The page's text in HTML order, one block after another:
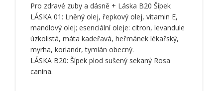
Pro zdravé zuby a dásně + Láska B20 Šípek
LÁSKA 01: Lněný olej, řepkový olej, vitamin E,
mandlový olej; esenciální oleje: citron, levandule
úzkolistá, máta kadeřavá, heřmánek lékařský,
myrha, koriandr, tymián obecný.
LÁSKA B20: Šípek plod sušený sekaný Rosa
canina.